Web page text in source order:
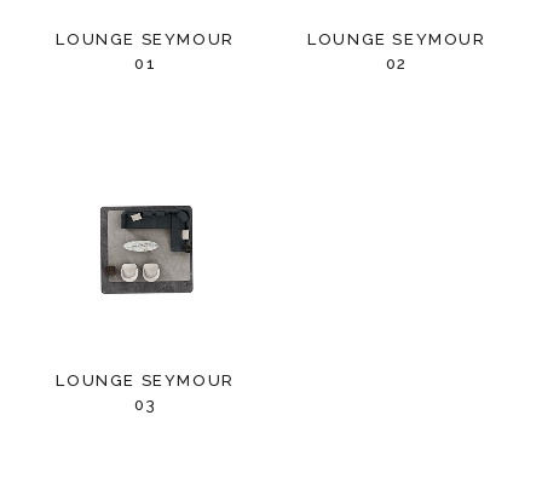
LOUNGE SEYMOUR
01
LOUNGE SEYMOUR
02
LOUNGE SEYMOUR
03